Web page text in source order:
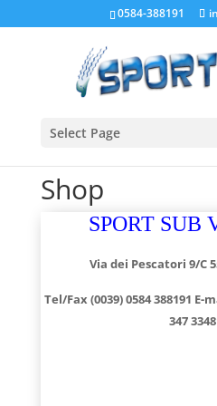
0584-388191
Select Page
Shop
SPORT SUB
Via dei Pescatori 9/C
Tel/Fax (0039) 0584 388191 E-
347